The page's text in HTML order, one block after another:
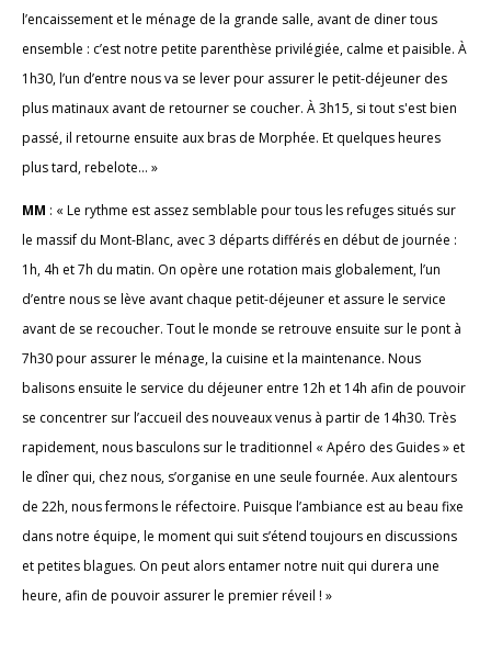
l’encaissement et le ménage de la grande salle, avant de diner tous
ensemble : c’est notre petite parenthèse privilégiée, calme et paisible. À
1h30, l’un d’entre nous va se lever pour assurer le petit-déjeuner des
plus matinaux avant de retourner se coucher. À 3h15, si tout s'est bien
passé, il retourne ensuite aux bras de Morphée. Et quelques heures
plus tard, rebelote… »
MM : « Le rythme est assez semblable pour tous les refuges situés sur
le massif du Mont-Blanc, avec 3 départs différés en début de journée :
1h, 4h et 7h du matin. On opère une rotation mais globalement, l’un
d’entre nous se lève avant chaque petit-déjeuner et assure le service
avant de se recoucher. Tout le monde se retrouve ensuite sur le pont à
7h30 pour assurer le ménage, la cuisine et la maintenance. Nous
balisons ensuite le service du déjeuner entre 12h et 14h afin de pouvoir
se concentrer sur l’accueil des nouveaux venus à partir de 14h30. Très
rapidement, nous basculons sur le traditionnel « Apéro des Guides » et
le dîner qui, chez nous, s’organise en une seule fournée. Aux alentours
de 22h, nous fermons le réfectoire. Puisque l’ambiance est au beau fixe
dans notre équipe, le moment qui suit s’étend toujours en discussions
et petites blagues. On peut alors entamer notre nuit qui durera une
heure, afin de pouvoir assurer le premier réveil ! »